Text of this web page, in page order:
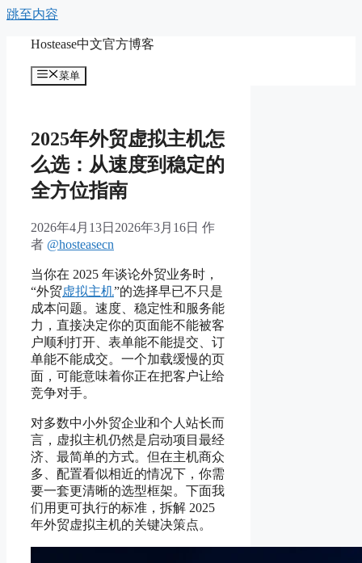
跳至内容
Hostease中文官方博客
菜单
2025年外贸虚拟主机怎
么选：从速度到稳定的
全方位指南
2026年4月13日 2026年3月16日 作
者 @hosteasecn
当你在 2025 年谈论外贸业务时，
“外贸虚拟主机”的选择早已不只是
成本问题。速度、稳定性和服务能
力，直接决定你的页面能不能被客
户顺利打开、表单能不能提交、订
单能不能成交。一个加载缓慢的页
面，可能意味着你正在把客户让给
竞争对手。
对多数中小外贸企业和个人站长而
言，虚拟主机仍然是启动项目最经
济、最简单的方式。但在主机商众
多、配置看似相近的情况下，你需
要一套更清晰的选型框架。下面我
们用更可执行的标准，拆解 2025
年外贸虚拟主机的关键决策点。